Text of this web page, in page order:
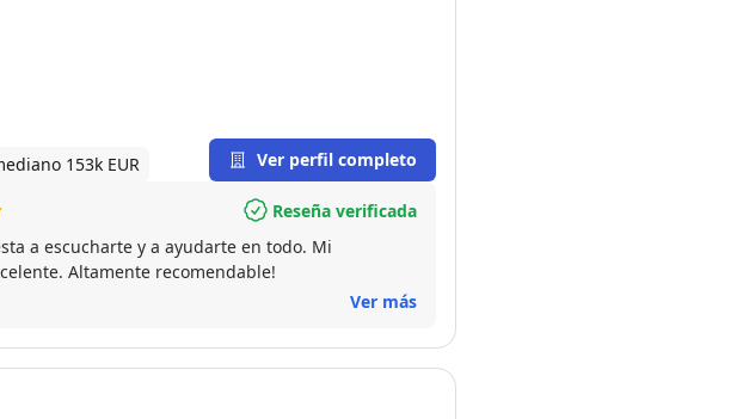
153k EUR Ver perfil completo
Reseña verificada
a escucharte y a ayudarte en todo. Mi
Altamente recomendable!
Ver más